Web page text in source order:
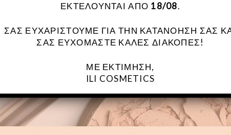
ΕΚΤΕΛΟΎΝΤΑΙ ΑΠΌ 18/08.
ΣΑΣ ΕΥΧΑΡΙΣΤΟΎΜΕ ΓΙΑ ΤΗΝ ΚΑΤΑΝΌΗΣΉ ΣΑΣ
ΣΑΣ ΕΥΧΌΜΑΣΤΕ ΚΑΛΈΣ ΔΙΑΚΟΠΈΣ!
ΜΕ ΕΚΤΊΜΗΣΗ,
ILI COSMETICS